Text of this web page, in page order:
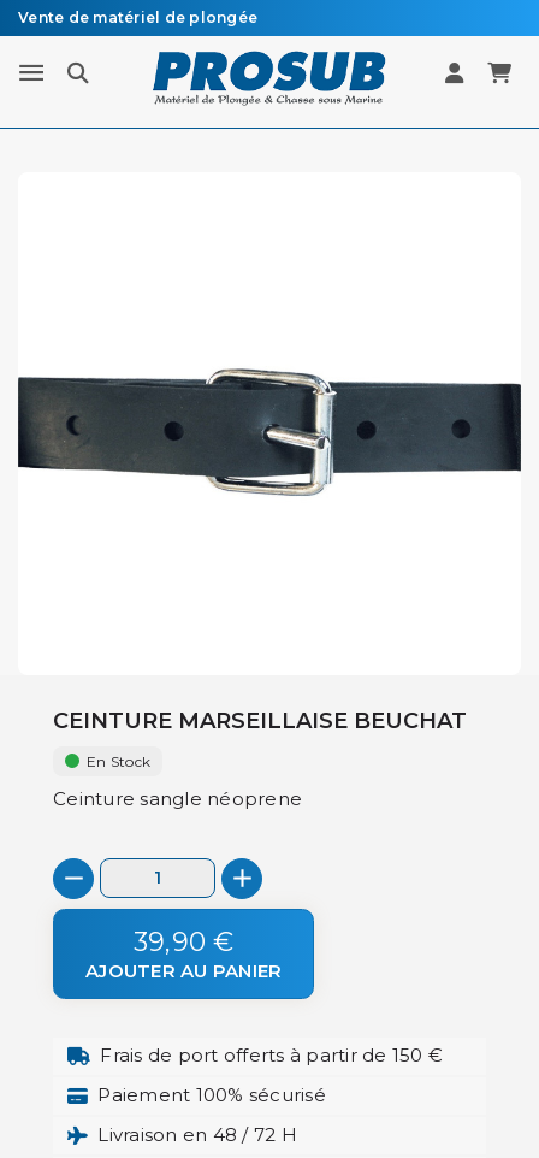
Vente de matériel de plongée
Livraison sous 48h à 72h en colissimo recommandé
CEINTURE MARSEILLAISE BEUCHAT
En Stock
Ceinture sangle néoprene
39,90 €
AJOUTER AU PANIER
Frais de port offerts à partir de 150 €
Paiement 100% sécurisé
Livraison en 48 / 72 H